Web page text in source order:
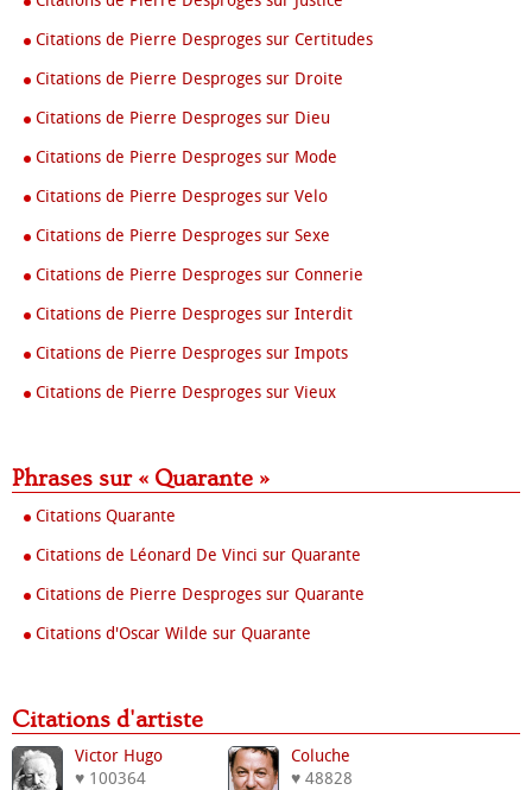
Citations de Pierre Desproges sur Certitudes
Citations de Pierre Desproges sur Droite
Citations de Pierre Desproges sur Dieu
Citations de Pierre Desproges sur Mode
Citations de Pierre Desproges sur Velo
Citations de Pierre Desproges sur Sexe
Citations de Pierre Desproges sur Connerie
Citations de Pierre Desproges sur Interdit
Citations de Pierre Desproges sur Impots
Citations de Pierre Desproges sur Vieux
Phrases sur « Quarante »
Citations Quarante
Citations de Léonard De Vinci sur Quarante
Citations de Pierre Desproges sur Quarante
Citations d'Oscar Wilde sur Quarante
Citations d'artiste
Victor Hugo
♥ 100364
Coluche
♥ 48828